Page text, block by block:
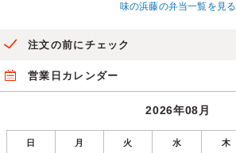
味の浜藤の弁当一覧を見る
注文の前にチェック
営業日カレンダー
2026年08月
日 月 火 水 木